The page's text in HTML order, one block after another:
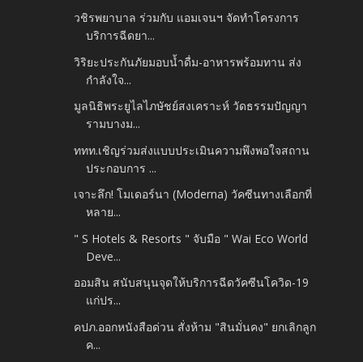
วชิรพยาบาล ร่วมกับ แอมเจนฯ จัดทำโครงการ
บริการฉีดยา...
วิริยะประกันภัยมอบน้ำดื่ม-อาหารพร้อมทาน ส่ง
กำลังใจ...
มูลนิธิพระยูไลไภษัชย์สงเคราะห์ วัดธรรมปัญญา
รามบางม...
ททท.เชิญร่วมส่งแบบประเมินความพึงพอใจสถาน
ประกอบการ ...
เจาะลึก! โมเดอร์นา (Moderna) วัคซีนทางเลือกที่
หลาย...
" S Hotels & Resorts " จับมือ " Wai Eco World
Deve...
ออมสิน สนับสนุนจุดให้บริการฉีดวัคซีนโควิด-19
แก่ปร...
คปภ.ออกหนังสือด่วน สั่งห้าม "สินมั่นคง" ยกเลิกลูก
ค...